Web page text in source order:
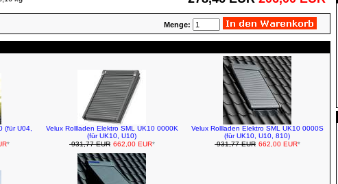
Menge:
(für U04,
*
Velux Rollladen Elektro SML UK10 0000K
(für UK10, U10)
931,77 EUR 662,00 EUR*
Velux Rollladen Elektro SML UK10 0000S
(für UK10, U10, 810)
931,77 EUR 662,00 EUR*